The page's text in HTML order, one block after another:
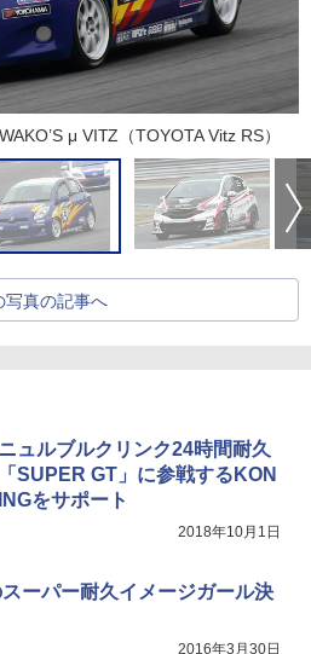
μ VITZ（TOYOTA Vitz RS）
写真の記事へ
ュルブルクリンク24時間耐久
SUPER GT」に参戦するKON
をサポート
2018年10月1日
ーパー耐久イメージガール決
2016年3月30日